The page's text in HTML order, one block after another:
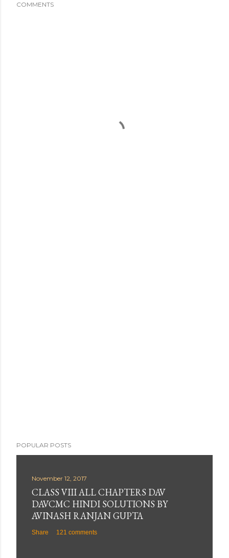
COMMENTS
POPULAR POSTS
November 12, 2017
CLASS VIII ALL CHAPTERS DAV
DAVCMC HINDI SOLUTIONS BY
AVINASH RANJAN GUPTA
Share 121 comments